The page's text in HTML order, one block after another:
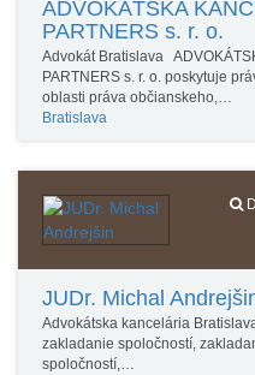
ADVOKÁTSKA
PARTNERS s. r. o.
Advokát Bratislava
PARTNERS s. r. o. poskytuje
oblasti práva občianskeho,…
Bratislava
JUDr. Michal
Advokátska kancelária
zakladanie spoločností,
spoločností,…